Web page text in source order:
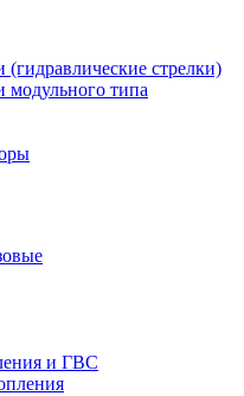
(гидравлические стрелки)
модульного типа
и ГВС